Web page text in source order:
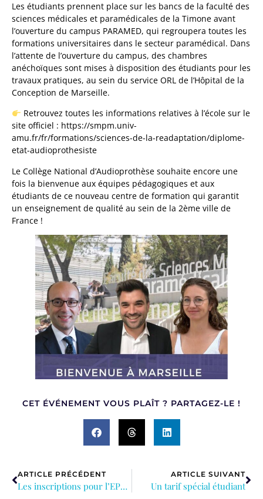
Les étudiants prennent place sur les bancs de la faculté des
sciences médicales et paramédicales de la Timone avant
l’ouverture du campus PARAMED, qui regroupera toutes les
formations universitaires dans le secteur paramédical. Dans
l’attente de l’ouverture du campus, des chambres
anéchoïques sont mises à disposition des étudiants pour les
travaux pratiques, au sein du service ORL de l’Hôpital de la
Conception de Marseille.
Retrouvez toutes les informations relatives à l’école sur le
site officiel : https://smpm.univ-
amu.fr/fr/formations/sciences-de-la-readaptation/diplome-
etat-audioprothesiste
Le Collège National d’Audioprothèse souhaite encore une
fois la bienvenue aux équipes pédagogiques et aux
étudiants de ce nouveau centre de formation qui garantit
un enseignement de qualité au sein de la 2ème ville de
France !
CET ÉVÉNEMENT VOUS PLAÎT ? PARTAGEZ-LE !
ARTICLE PRÉCÉDENT
Les inscriptions pour l’EPU 2024 sont ouvertes !
ARTICLE SUIVANT
Un tarif spécial étudiant